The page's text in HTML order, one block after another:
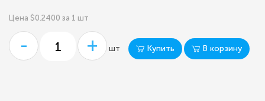
Цена $0.2400 за 1 шт
- + шт Купить В корзину